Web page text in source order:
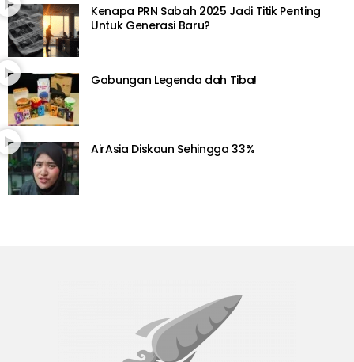
Kenapa PRN Sabah 2025 Jadi Titik Penting
Untuk Generasi Baru?
Gabungan Legenda dah Tiba!
AirAsia Diskaun Sehingga 33%